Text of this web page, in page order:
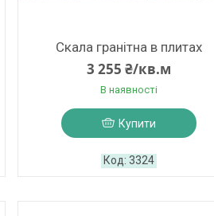
Скала гранітна в плитах
3 255 ₴/кв.м
В наявності
Купити
3324